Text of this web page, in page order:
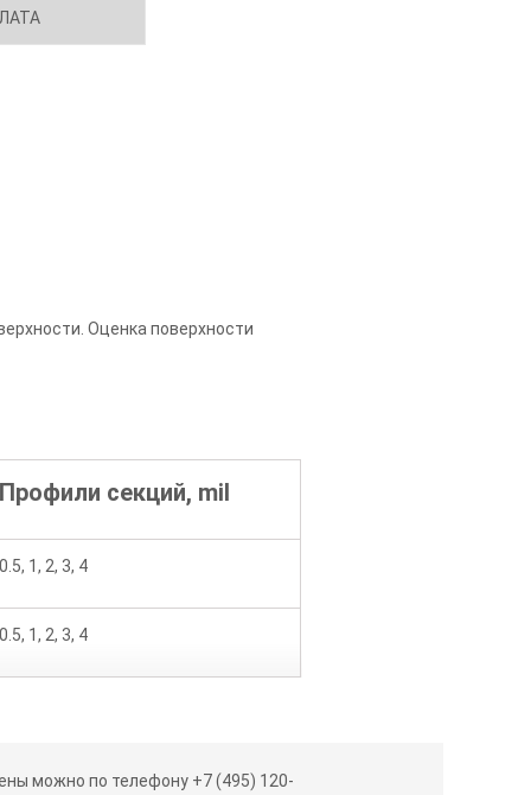
Оценка поверхности
Профили секций, mil
0.5, 1, 2, 3, 4
0.5, 1, 2, 3, 4
можно по телефону +7 (495) 120-